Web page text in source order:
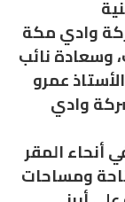
وادي مكة
وسعادة نائب
عمرو
وادي
أنحاء المقر
ومساحات